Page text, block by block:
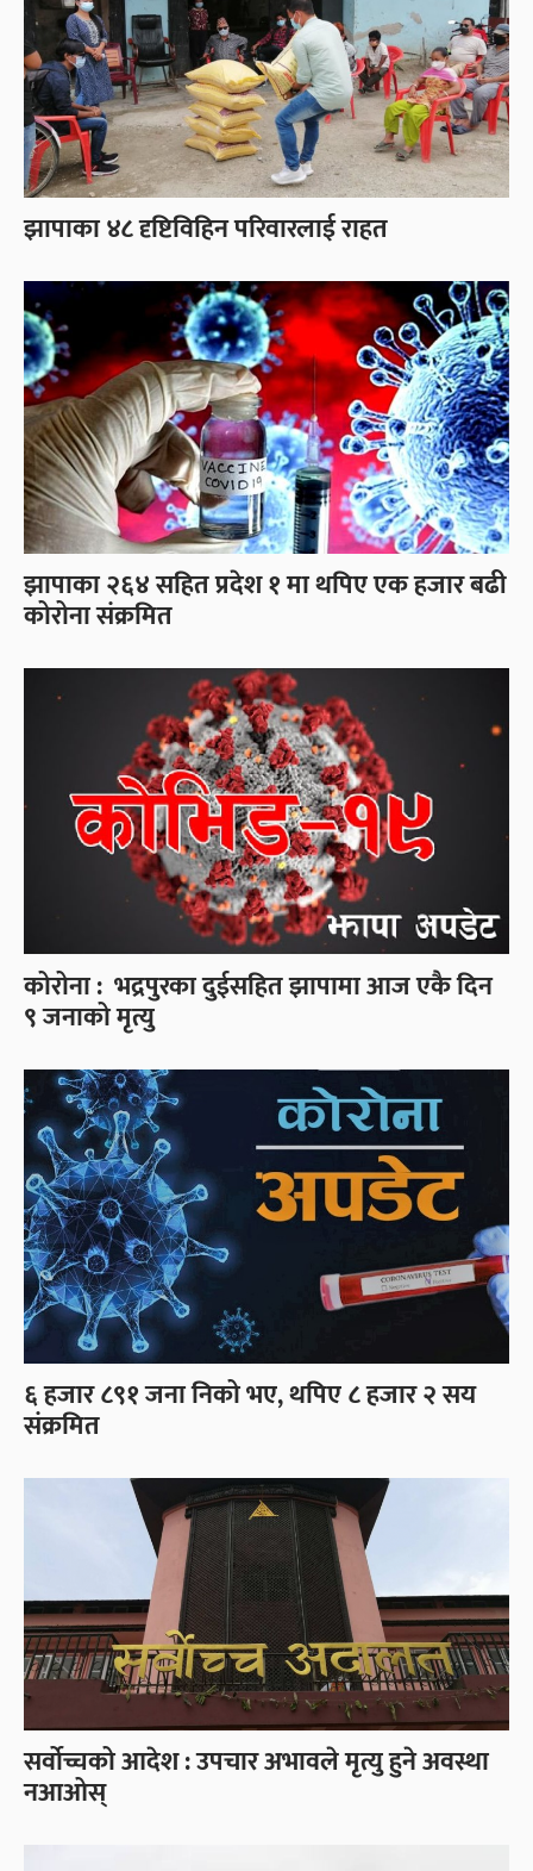
झापाका ४८ दृष्टिविहिन परिवारलाई राहत
झापाका २६४ सहित प्रदेश १ मा थपिए एक हजार बढी
कोरोना संक्रमित
कोरोना : भद्रपुरका दुईसहित झापामा आज एकै दिन
९ जनाको मृत्यु
६ हजार ८९१ जना निको भए, थपिए ८ हजार २ सय
संक्रमित
सर्वोच्चको आदेश : उपचार अभावले मृत्यु हुने अवस्था
नआओस्